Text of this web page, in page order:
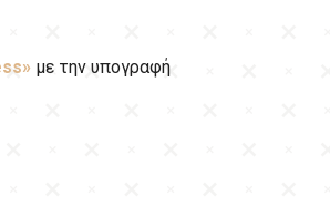
με την υπογραφή